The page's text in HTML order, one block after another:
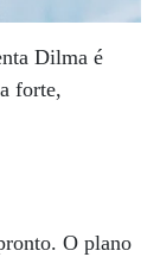
Dilma é
forte,
O plano